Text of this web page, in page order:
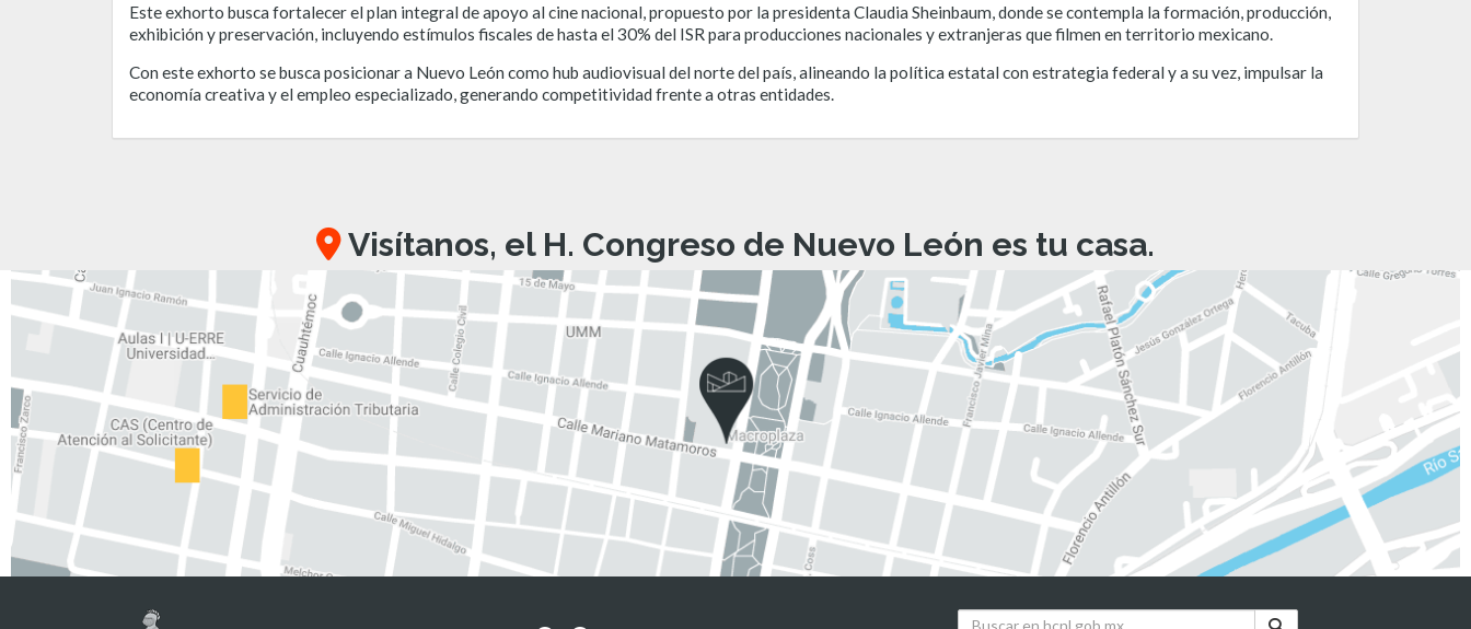
Este exhorto busca fortalecer el plan integral de apoyo al cine nacional, propuesto por la presidenta Claudia Sheinbaum, donde se contempla la formación, producción,
exhibición y preservación, incluyendo estímulos fiscales de hasta el 30% del ISR para producciones nacionales y extranjeras que filmen en territorio mexicano.
Con este exhorto se busca posicionar a Nuevo León como hub audiovisual del norte del país, alineando la política estatal con estrategia federal y a su vez, impulsar la
economía creativa y el empleo especializado, generando competitividad frente a otras entidades.
Visítanos, el H. Congreso de Nuevo León es tu casa.